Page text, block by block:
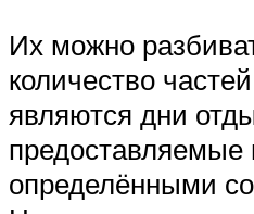
Их можно
количество
являются дни
предоставляемые
определёнными